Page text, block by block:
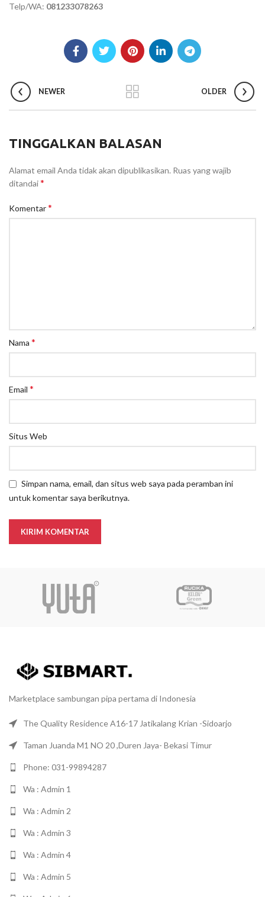
Telp/WA: 081233078263
NEWER OLDER
TINGGALKAN BALASAN
Alamat email Anda tidak akan dipublikasikan. Ruas yang wajib
ditandai*
Komentar*
Nama *
Email *
Situs Web
Simpan nama, email, dan situs web saya pada peramban ini
untuk komentar saya berikutnya.
Marketplace sambungan pipa pertama di Indonesia
The Quality Residence A16-17 Jatikalang Krian -Sidoarjo
Taman Juanda M1 NO 20 ,Duren Jaya- Bekasi Timur
Phone: 031-99894287
Wa : Admin 1
Wa : Admin 2
Wa : Admin 3
Wa : Admin 4
Wa : Admin 5